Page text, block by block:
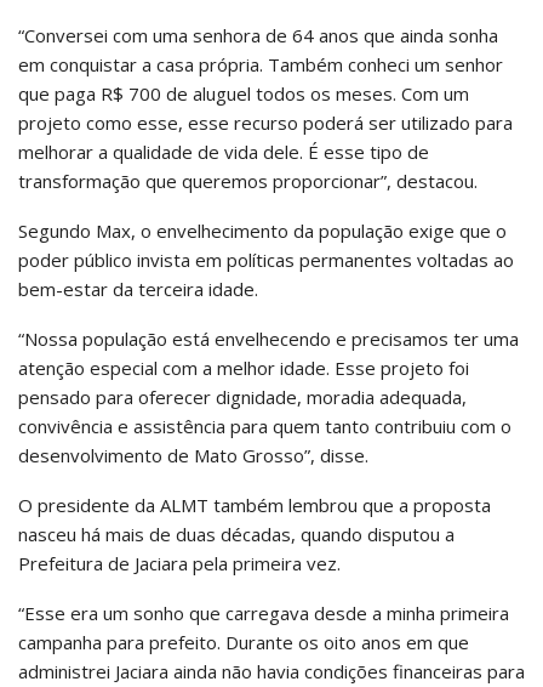
“Conversei com uma senhora de 64 anos que ainda sonha
em conquistar a casa própria. Também conheci um senhor
que paga R$ 700 de aluguel todos os meses. Com um
projeto como esse, esse recurso poderá ser utilizado para
melhorar a qualidade de vida dele. É esse tipo de
transformação que queremos proporcionar”, destacou.
Segundo Max, o envelhecimento da população exige que o
poder público invista em políticas permanentes voltadas ao
bem-estar da terceira idade.
“Nossa população está envelhecendo e precisamos ter uma
atenção especial com a melhor idade. Esse projeto foi
pensado para oferecer dignidade, moradia adequada,
convivência e assistência para quem tanto contribuiu com o
desenvolvimento de Mato Grosso”, disse.
O presidente da ALMT também lembrou que a proposta
nasceu há mais de duas décadas, quando disputou a
Prefeitura de Jaciara pela primeira vez.
“Esse era um sonho que carregava desde a minha primeira
campanha para prefeito. Durante os oito anos em que
administrei Jaciara ainda não havia condições financeiras para